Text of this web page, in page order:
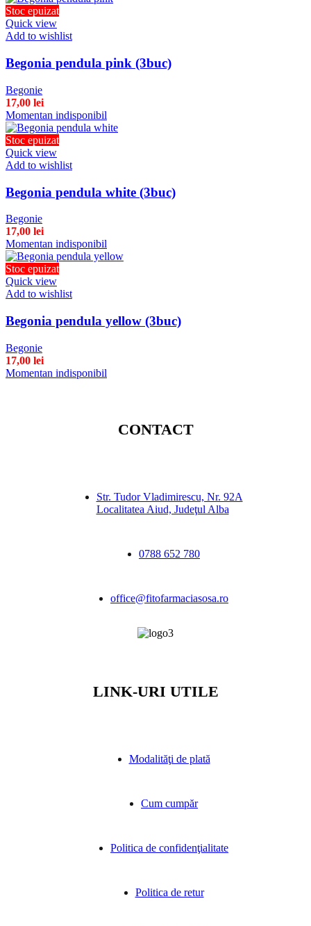
Stoc epuizat
Quick view
Add to wishlist
Begonia pendula pink (3buc)
Begonie
17,00 lei
Momentan indisponibil
Stoc epuizat
Quick view
Add to wishlist
Begonia pendula white (3buc)
Begonie
17,00 lei
Momentan indisponibil
Stoc epuizat
Quick view
Add to wishlist
Begonia pendula yellow (3buc)
Begonie
17,00 lei
Momentan indisponibil
CONTACT
Str. Tudor Vladimirescu, Nr. 92A
Localitatea Aiud, Judeţul Alba
0788 652 780
office@fitofarmaciasosa.ro
LINK-URI UTILE
Modalităţi de plată
Cum cumpăr
Politica de confidenţialitate
Politica de retur